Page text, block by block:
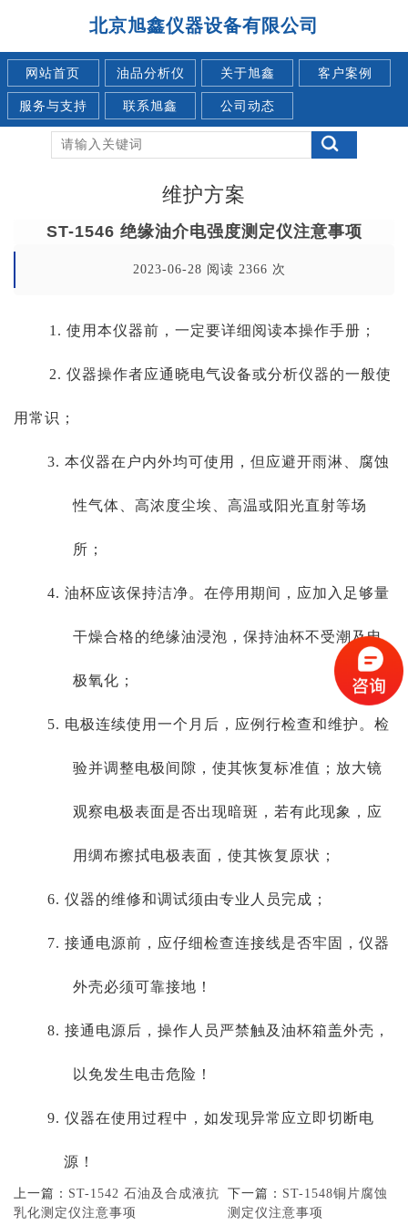
北京旭鑫仪器设备有限公司
网站首页 油品分析仪 关于旭鑫 客户案例
服务与支持 联系旭鑫 公司动态
维护方案
ST-1546 绝缘油介电强度测定仪注意事项
2023-06-28 阅读 2366 次
1. 使用本仪器前，一定要详细阅读本操作手册；
2. 仪器操作者应通晓电气设备或分析仪器的一般使
用常识；
3. 本仪器在户内外均可使用，但应避开雨淋、腐蚀
性气体、高浓度尘埃、高温或阳光直射等场
所；
4. 油杯应该保持洁净。在停用期间，应加入足够量
干燥合格的绝缘油浸泡，保持油杯不受潮及电
极氧化；
5. 电极连续使用一个月后，应例行检查和维护。检
验并调整电极间隙，使其恢复标准值；放大镜
观察电极表面是否出现暗斑，若有此现象，应
用绸布擦拭电极表面，使其恢复原状；
6. 仪器的维修和调试须由专业人员完成；
7. 接通电源前，应仔细检查连接线是否牢固，仪器
外壳必须可靠接地！
8. 接通电源后，操作人员严禁触及油杯箱盖外壳，
以免发生电击危险！
9. 仪器在使用过程中，如发现异常应立即切断电
源！
上一篇： ST-1542 石油及合成液抗
乳化测定仪注意事项
下一篇： ST-1548铜片腐蚀
测定仪注意事项